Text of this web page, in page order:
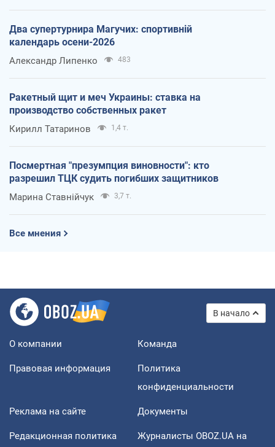
Два супертурнира Магучих: спортивній
календарь осени-2026
Александр Липенко 483
Ракетный щит и меч Украины: ставка на
производство собственных ракет
Кирилл Татаринов 1,4 т.
Посмертная "презумпция виновности": кто
разрешил ТЦК судить погибших защитников
Марина Ставнійчук 3,7 т.
Все мнения
В начало
О компании Команда
Правовая информация
Политика
конфиденциальности
Реклама на сайте Документы
Редакционная политика
Журналисты OBOZ.UA на